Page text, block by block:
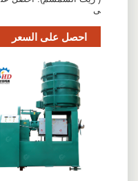
ى
احصل على السعر